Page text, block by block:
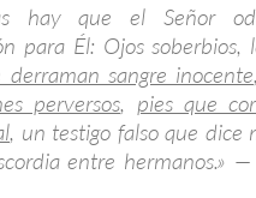
hay que el Señor
para Él: Ojos soberbios,
derraman sangre inocente,
perversos, pies que
, un testigo falso que dice
entre hermanos.» —